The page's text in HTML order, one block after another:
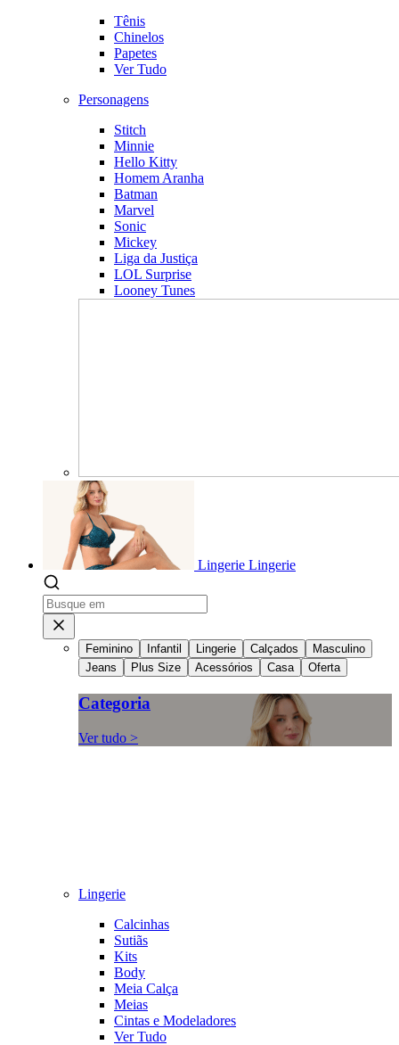
Tênis
Chinelos
Papetes
Ver Tudo
Personagens
Stitch
Minnie
Hello Kitty
Homem Aranha
Batman
Marvel
Sonic
Mickey
Liga da Justiça
LOL Surprise
Looney Tunes
Lingerie Lingerie
Feminino Infantil Lingerie Calçados
Masculino
Jeans
Plus Size Acessórios Casa Oferta
Categoria
Ver tudo >
Lingerie
Calcinhas
Sutiãs
Kits
Body
Meia Calça
Meias
Cintas e Modeladores
Ver Tudo